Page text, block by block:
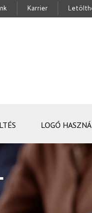
Karrier
LOGÓ